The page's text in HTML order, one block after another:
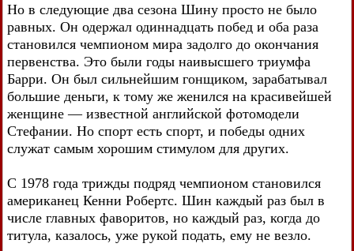
Но в следующие два сезона Шину просто не было
равных. Он одержал одиннадцать побед и оба раза
становился чемпионом мира задолго до окончания
первенства. Это были годы наивысшего триумфа
Барри. Он был сильнейшим гонщиком, зарабатывал
большие деньги, к тому же женился на красивейшей
женщине — известной английской фотомодели
Стефании. Но спорт есть спорт, и победы одних
служат самым хорошим стимулом для других.
С 1978 года трижды подряд чемпионом становился
американец Кенни Робертс. Шин каждый раз был в
числе главных фаворитов, но каждый раз, когда до
титула, казалось, уже рукой подать, ему не везло.